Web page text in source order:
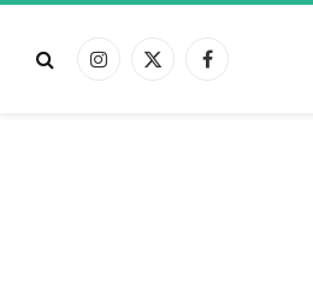
فيسبوكX
الانستغرام